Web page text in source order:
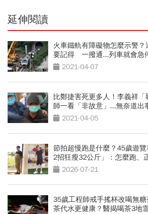
延伸閱讀
火車鐵軌有障礙物怎麼示警？
要記得 一撥通...列車就會急
2021-04-07
比鄭捷害死更多人！李義祥
師一看「非故意」...無奈道出
2021-04-05
節拍超慢跑是什麼？45歲遊
2招狂瘦32公斤」：怎麼跑、
會 2026-07-21
35歲工程師戒手搖杯改喝無
茶代水更健康？醫揭喝茶3地